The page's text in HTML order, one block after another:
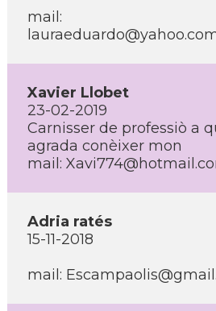
mail:
Xavier Llobet
23-02-2019
Carnisser de professiò a
agrada conèixer mon
mail:
Adria ratés
15-11-2018
mail: